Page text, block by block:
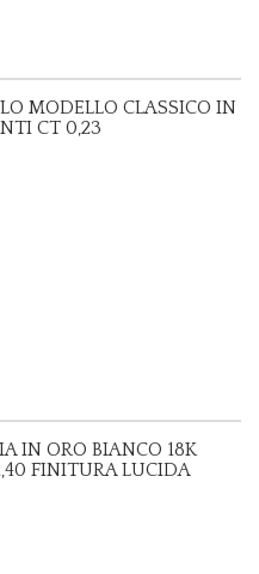
MODELLO CLASSICO IN
CT 0,23
IN ORO BIANCO 18K
FINITURA LUCIDA